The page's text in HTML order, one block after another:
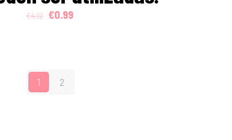
€4.12 Original
€0.99Current
1 2